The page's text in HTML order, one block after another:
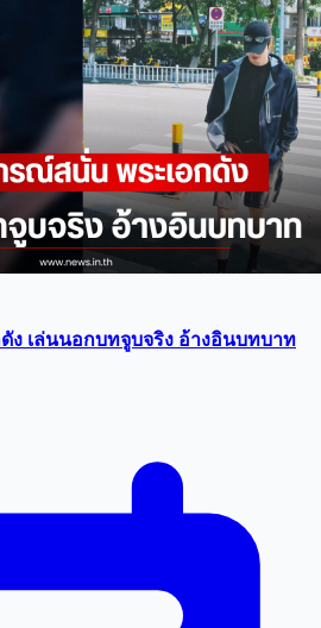
ง เล่นนอกบทจูบจริง อ้างอินบทบาท